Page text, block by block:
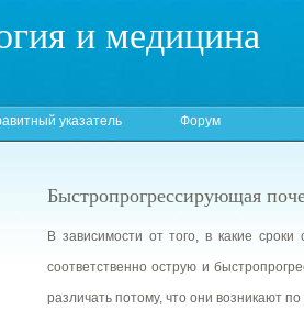
и медицина
указатель Форум
Быстропрогрессирующая
В зависимости от того, в какие сроки
соответственно острую и
различать потому, что они возникают